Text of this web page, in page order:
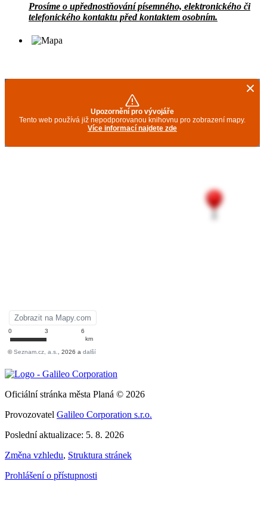
Prosíme o upřednostňování písemného, elektronického či
telefonického kontaktu před kontaktem osobním.
Oficiální stránka města Planá © 2026
Provozovatel Galileo Corporation s.r.o.
Poslední aktualizace: 5. 8. 2026
Změna vzhledu, Struktura stránek
Prohlášení o přístupnosti